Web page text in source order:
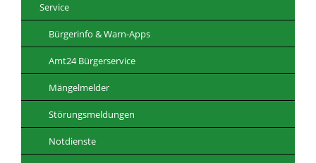
Service
Bürgerinfo & Warn-Apps
Amt24 Bürgerservice
Mängelmelder
Störungsmeldungen
Notdienste